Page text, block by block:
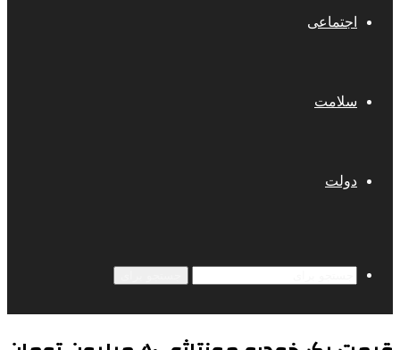
اجتماعی
سلامت
دولت